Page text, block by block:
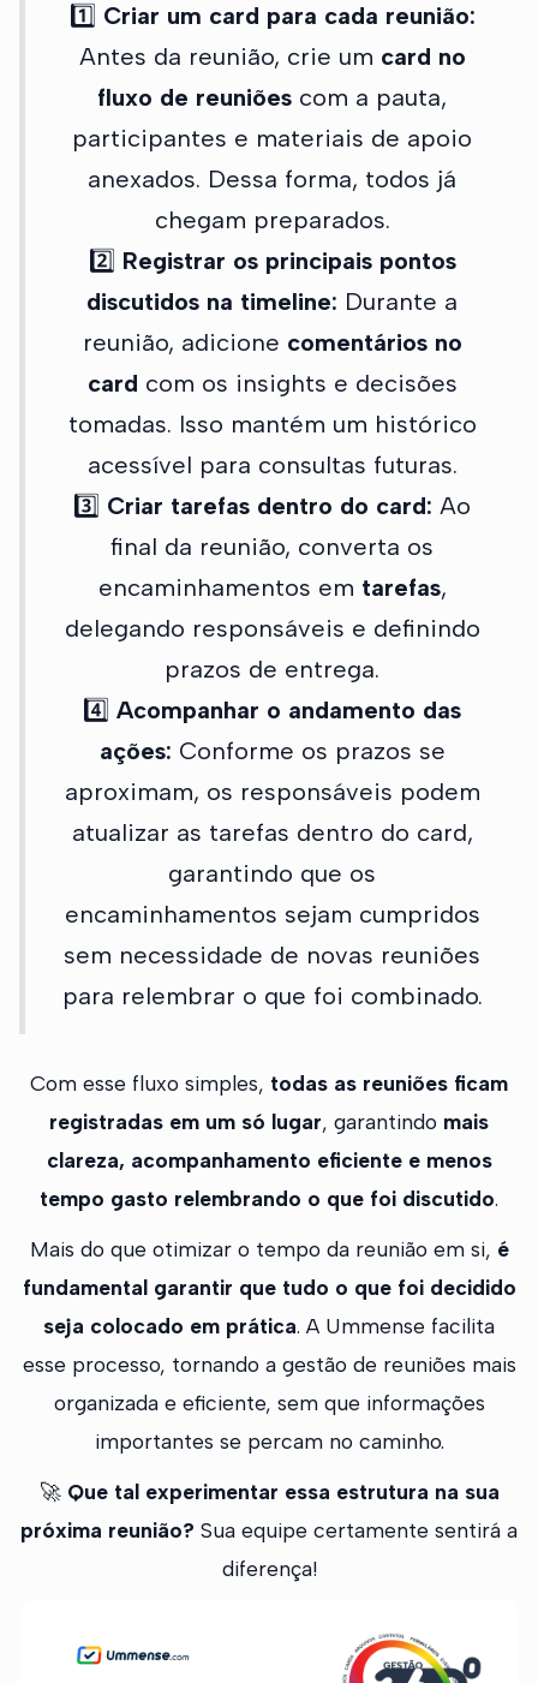
1️⃣ Criar um card para cada reunião:
Antes da reunião, crie um card no
fluxo de reuniões com a pauta,
participantes e materiais de apoio
anexados. Dessa forma, todos já
chegam preparados.
2️⃣ Registrar os principais pontos
discutidos na timeline: Durante a
reunião, adicione comentários no
card com os insights e decisões
tomadas. Isso mantém um histórico
acessível para consultas futuras.
3️⃣ Criar tarefas dentro do card: Ao
final da reunião, converta os
encaminhamentos em tarefas,
delegando responsáveis e definindo
prazos de entrega.
4️⃣ Acompanhar o andamento das
ações: Conforme os prazos se
aproximam, os responsáveis podem
atualizar as tarefas dentro do card,
garantindo que os
encaminhamentos sejam cumpridos
sem necessidade de novas reuniões
para relembrar o que foi combinado.
Com esse fluxo simples, todas as reuniões ficam
registradas em um só lugar, garantindo mais
clareza, acompanhamento eficiente e menos
tempo gasto relembrando o que foi discutido.
Mais do que otimizar o tempo da reunião em si, é
fundamental garantir que tudo o que foi decidido
seja colocado em prática. A Ummense facilita
esse processo, tornando a gestão de reuniões mais
organizada e eficiente, sem que informações
importantes se percam no caminho.
🚀 Que tal experimentar essa estrutura na sua
próxima reunião? Sua equipe certamente sentirá a
diferença!